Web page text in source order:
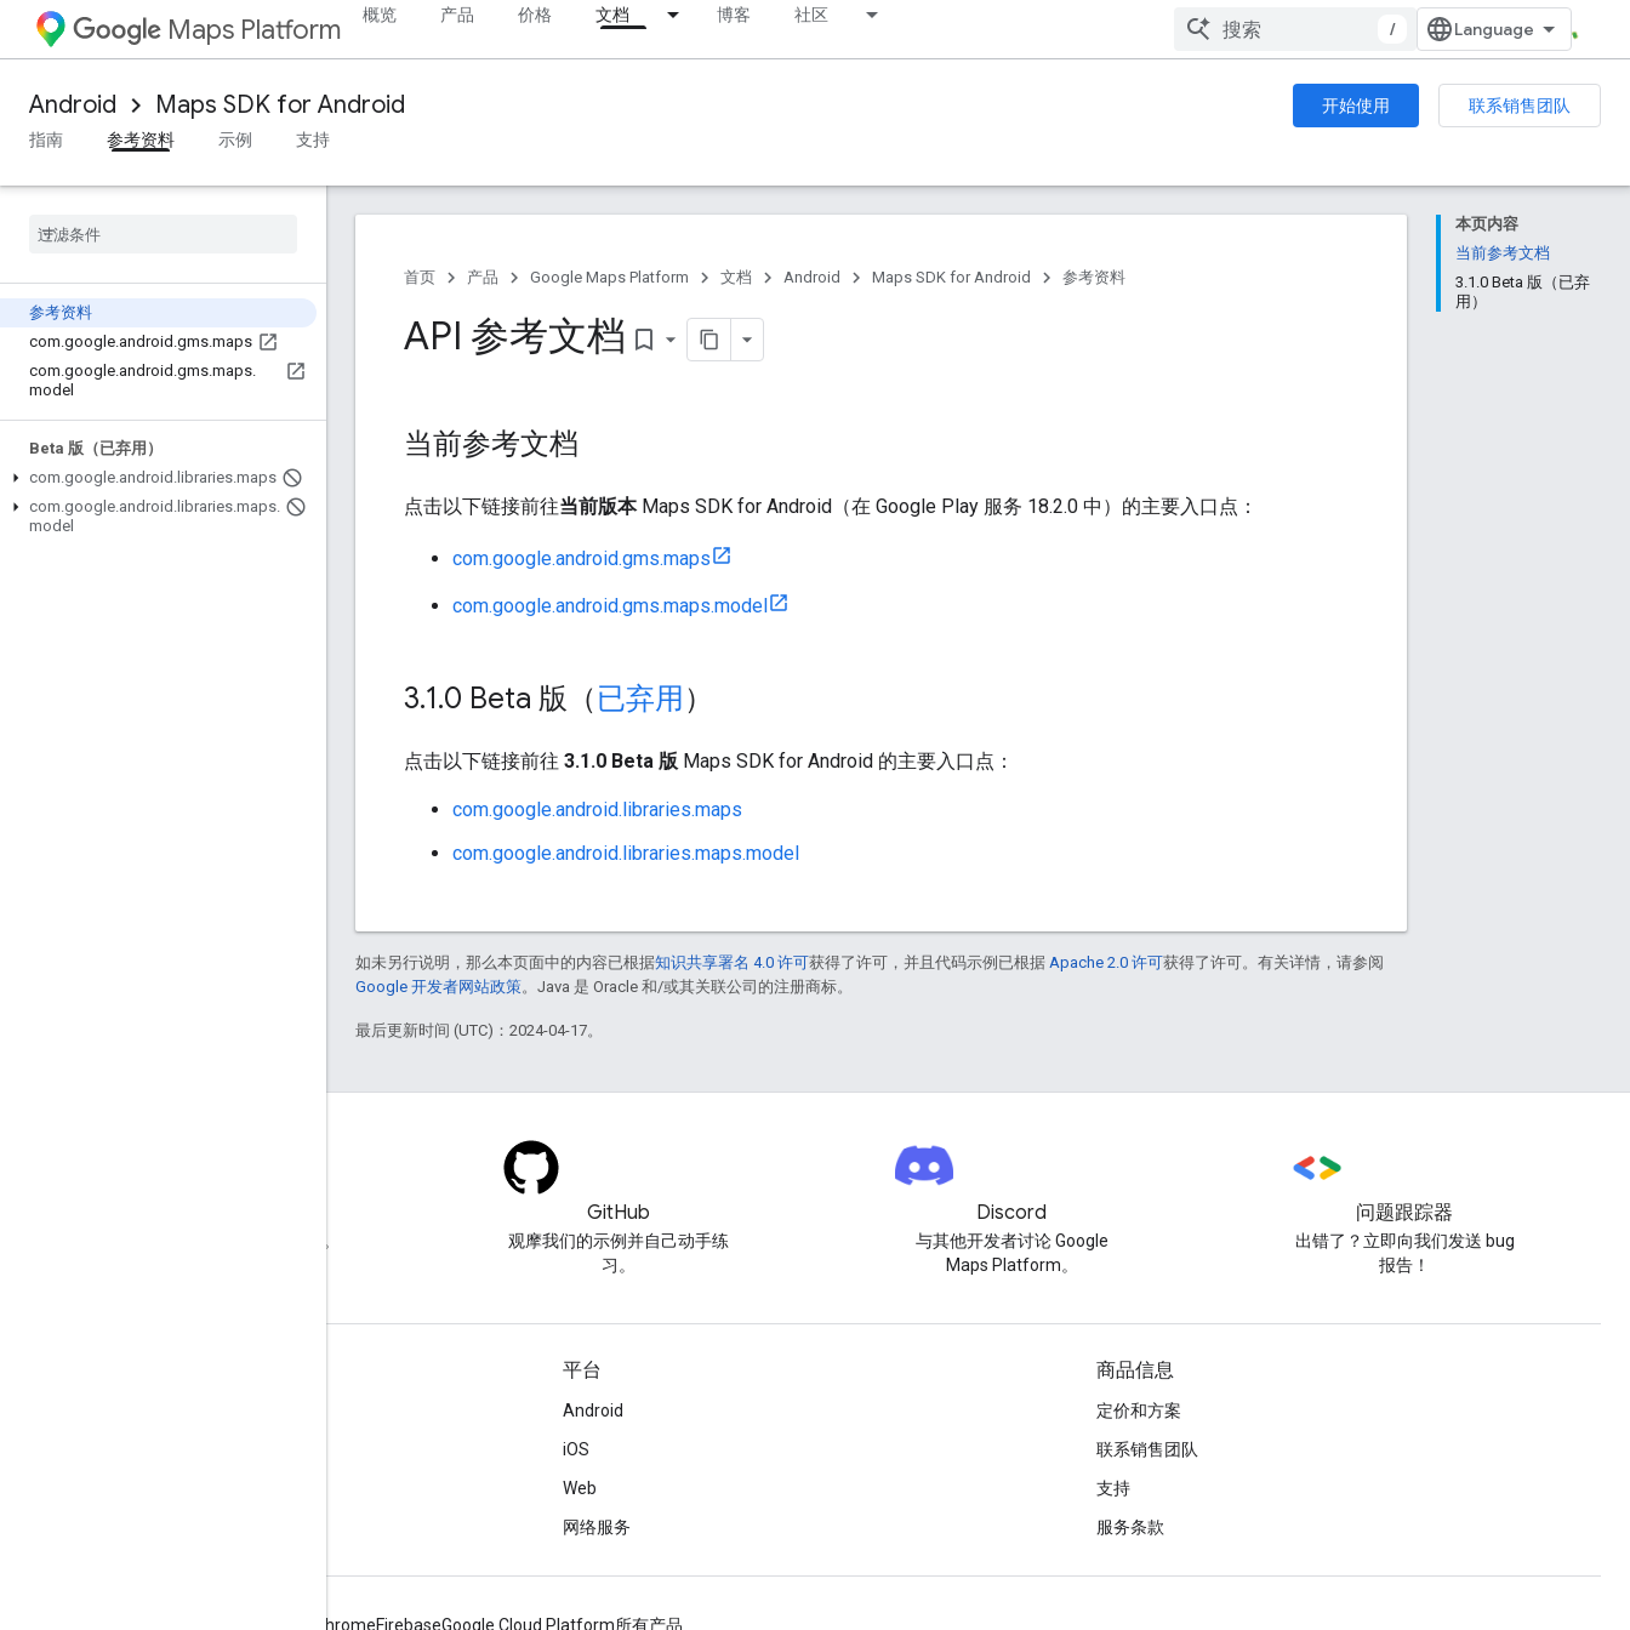
Maps Platform 概览 产品 价格 文档 博客 社区
/
Android Maps SDK for Android 开始使用
联系销售团队
指南
参考资料 示例 支持
参考资料
com.google.android .gms.maps
com.google.android .gms.maps.
model
Beta 版（已弃用）
com.google.android . libraries.maps
com.google.android . libraries.maps.
model
本页内容
当前参考文档
3.1.0 Beta 版（已弃
用）
首页 产品 Google Maps Platform 文档 Android Maps SDK for Android 参考资料
API 参考文档 bookmark_border
当前参考文档
点击以下链接前往当前版本Maps SDK for Android（在 Google Play 服务 18.2.0 中）的主要入口点：
com.google.android.gms.maps
com.google.android.gms.maps.model
3.1.0 Beta 版（已弃用 ）
点击以下链接前往 3.1.0 Beta 版 Maps SDK for Android 的主要入口点：
com.google.android.libraries.maps
com.google.android.libraries.maps.model
如未另行说明，那么本页面中的内容已根据知识共享署名 4.0 许可获得了许可，并且代码示例已根据 Apache 2.0 许可获得了许可。有关详情，请参阅
Google 开发者网站政策。Java 是 Oracle 和/或其关联公司的注册商标。
最后更新时间 (UTC)：2024-04-17。
在 google-maps 标签下提问。
GitHub
观摩我们的示例并自己动手练
习。
Discord
与其他开发者讨论 Google
Maps Platform。
问题跟踪器
出错了？立即向我们发送 bug
报告！
平台
Android
iOS
Web
网络服务
商品信息
定价和方案
联系销售团队
支持
服务条款
ChromeFirebaseGoogle Cloud Platform所有产品